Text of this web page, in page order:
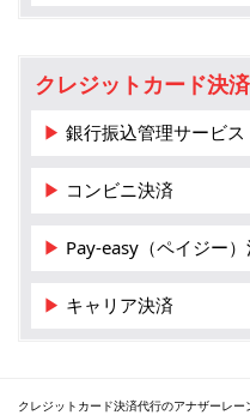
クレジットカード決
▶ 銀行振込管理サービス
▶ コンビニ決済
▶ Pay-easy（ペイジー
▶ キャリア決済
クレジットカード決済代行のアナザーレー